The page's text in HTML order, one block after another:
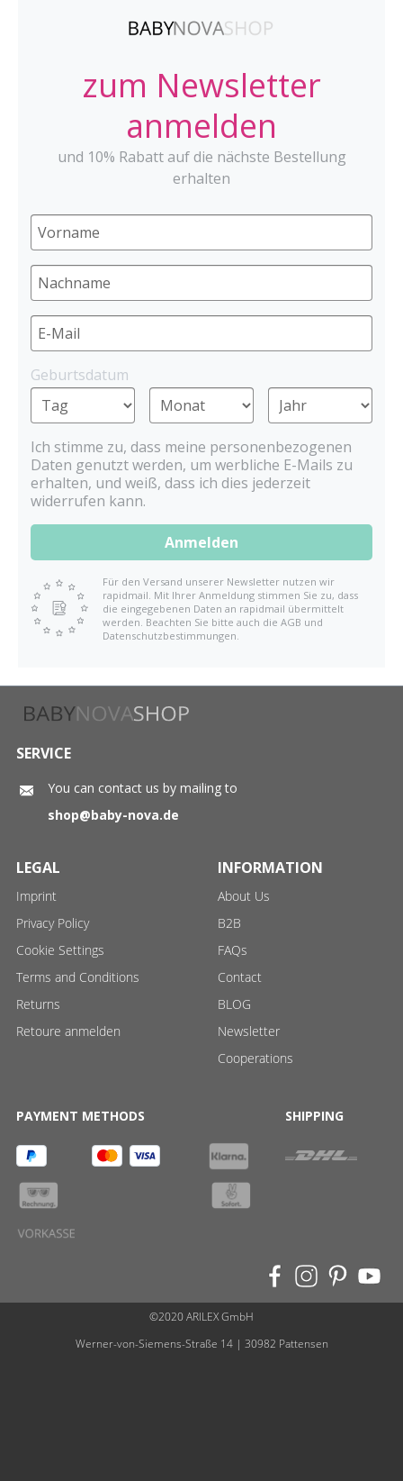
zum Newsletter
anmelden
und 10% Rabatt auf die nächste Bestellung
erhalten
Geburtsdatum
Ich stimme zu, dass meine personenbezogenen
Daten genutzt werden, um werbliche E-Mails zu
erhalten, und weiß, dass ich dies jederzeit
widerrufen kann.
Anmelden
Für den Versand unserer Newsletter nutzen wir
rapidmail. Mit Ihrer Anmeldung stimmen Sie zu, dass
die eingegebenen Daten an rapidmail übermittelt
werden. Beachten Sie bitte auch die AGB und
Datenschutzbestimmungen.
SERVICE
You can contact us by mailing to
shop@baby-nova.de
LEGAL
Imprint
Privacy Policy
Cookie Settings
Terms and Conditions
Returns
Retoure anmelden
INFORMATION
About Us
B2B
FAQs
Contact
BLOG
Newsletter
Cooperations
PAYMENT METHODS SHIPPING
©2020 ARILEX GmbH
Werner-von-Siemens-Straße 14 | 30982 Pattensen